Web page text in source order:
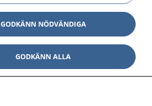
Visa
Visa
Visa
GODKÄNN NÖDVÄNDIGA
GODKÄNN ALLA